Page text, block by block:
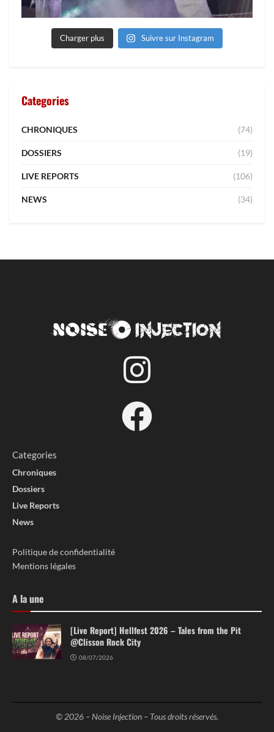
Charger plus Suivre sur Instagram
Categories
CHRONIQUES (74)
DOSSIERS (19)
LIVE REPORTS (106)
NEWS (34)
Categories
Chroniques
Dossiers
Live Reports
News
Politique de confidentialité
Mentions légales
A la une
[Live Report] Hellfest 2026 – Tales from the Pit
@Clisson Rock City
08/07/2026
© 2026 – Noise Injection – Tous droits réservés.